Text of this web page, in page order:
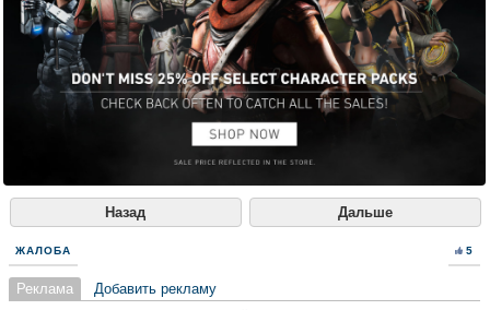
Назад Дальше
ЖАЛОБА 5
Реклама Добавить рекламу